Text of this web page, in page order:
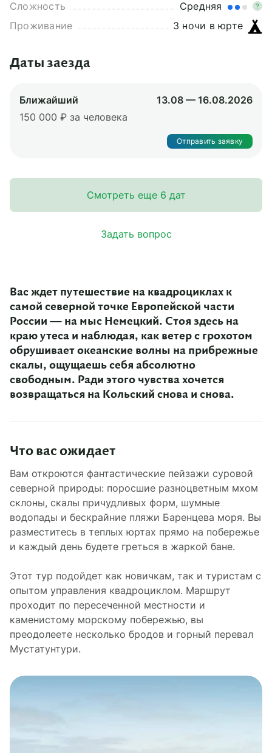
Вас ждет путешествие на квадроциклах к
самой северной точке Европейской части
России — на мыс Немецкий. Стоя здесь на
краю утеса и наблюдая, как ветер с грохотом
обрушивает океанские волны на прибрежные
скалы, ощущаешь себя абсолютно
свободным. Ради этого чувства хочется
возвращаться на Кольский снова и снова.
Что вас ожидает
Вам откроются фантастические пейзажи суровой
северной природы: поросшие разноцветным мхом
склоны, скалы причудливых форм, шумные
водопады и бескрайние пляжи Баренцева моря. Вы
разместитесь в теплых юртах прямо на побережье
и каждый день будете греться в жаркой бане.
Этот тур подойдет как новичкам, так и туристам с
опытом управления квадроциклом. Маршрут
проходит по пересеченной местности и
каменистому морскому побережью, вы
преодолеете несколько бродов и горный перевал
Мустатунтури.
Сложность
Средняя ?
Проживание 3 ночи в юрте
Даты заезда
Ближайший
13.08 — 16.08.2026
150 000 ₽ за человека
Отправить заявку
Смотреть еще 6 дат
Задать вопрос